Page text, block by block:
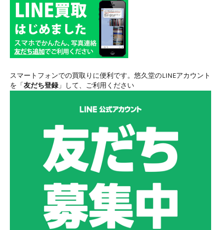
スマートフォンでの買取りに便利です。悠久堂のLINEアカウント
を「友だち登録 」して、ご利用ください